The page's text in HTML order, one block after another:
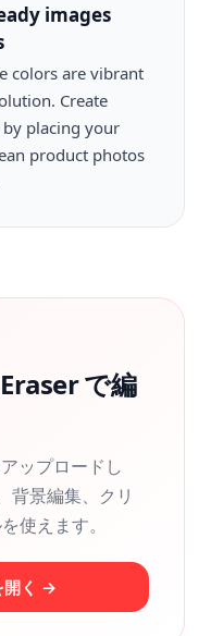
images
colors are vibrant
Create
placing your
product photos
で編
ップロードし
背景編集、クリ
使えます。
開く →